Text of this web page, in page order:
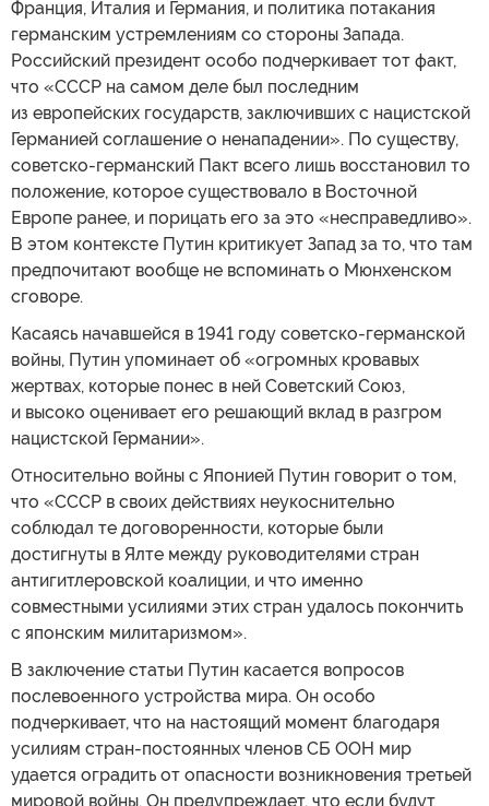
Франция, Италия и Германия, и политика потакания
германским устремлениям со стороны Запада.
Российский президент особо подчеркивает тот факт,
что «СССР на самом деле был последним
из европейских государств, заключивших с нацистской
Германией соглашение о ненападении». По существу,
советско-германский Пакт всего лишь восстановил то
положение, которое существовало в Восточной
Европе ранее, и порицать его за это «несправедливо».
В этом контексте Путин критикует Запад за то, что там
предпочитают вообще не вспоминать о Мюнхенском
сговоре.
Касаясь начавшейся в 1941 году советско-германской
войны, Путин упоминает об «огромных кровавых
жертвах, которые понес в ней Советский Союз,
и высоко оценивает его решающий вклад в разгром
нацистской Германии».
Относительно войны с Японией Путин говорит о том,
что «СССР в своих действиях неукоснительно
соблюдал те договоренности, которые были
достигнуты в Ялте между руководителями стран
антигитлеровской коалиции, и что именно
совместными усилиями этих стран удалось покончить
с японским милитаризмом».
В заключение статьи Путин касается вопросов
послевоенного устройства мира. Он особо
подчеркивает, что на настоящий момент благодаря
усилиям стран-постоянных членов СБ ООН мир
удается оградить от опасности возникновения третьей
мировой войны. Он предупреждает, что если будут